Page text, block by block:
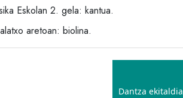
Eskolan 2. gela: kantua.
aretoan: biolina.
Dantza ekitaldia